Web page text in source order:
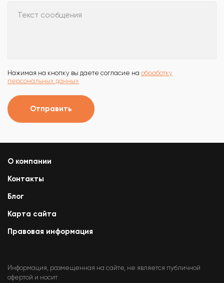
Текст сообщения
Нажимая на кнопку вы даете согласие на обработку
персональных данных
Отправить
О компании
Контакты
Блог
Карта сайта
Правовая информация
Информация, размещенная на сайте, не является публичной
офертой и носит